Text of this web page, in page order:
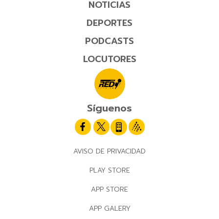
NOTICIAS
DEPORTES
PODCASTS
LOCUTORES
Síguenos
AVISO DE PRIVACIDAD
PLAY STORE
APP STORE
APP GALERY